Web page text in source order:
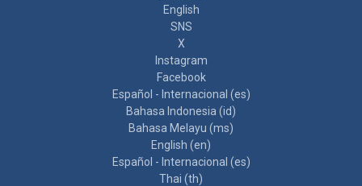
English
SNS
X
Instagram
Facebook
Español - Internacional ‎(es)‎
Bahasa Indonesia ‎(id)‎
Bahasa Melayu ‎(ms)‎
English ‎(en)‎
Español - Internacional ‎(es)‎
Thai ‎(th)‎